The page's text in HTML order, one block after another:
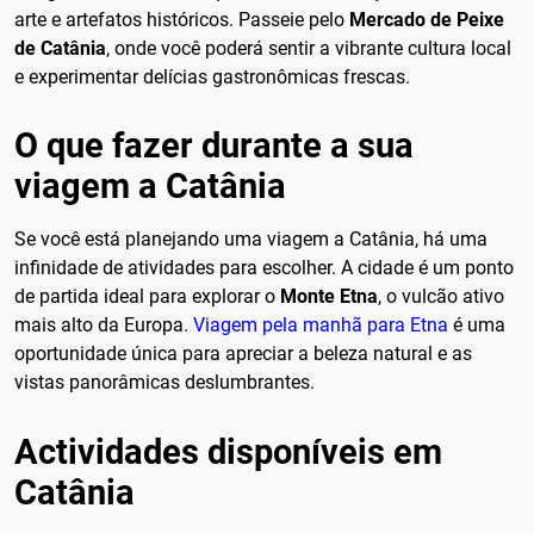
arte e artefatos históricos. Passeie pelo Mercado de Peixe
de Catânia, onde você poderá sentir a vibrante cultura local
e experimentar delícias gastronômicas frescas.
O que fazer durante a sua
viagem a Catânia
Se você está planejando uma viagem a Catânia, há uma
infinidade de atividades para escolher. A cidade é um ponto
de partida ideal para explorar o Monte Etna, o vulcão ativo
mais alto da Europa. Viagem pela manhã para Etna é uma
oportunidade única para apreciar a beleza natural e as
vistas panorâmicas deslumbrantes.
Actividades disponíveis em
Catânia